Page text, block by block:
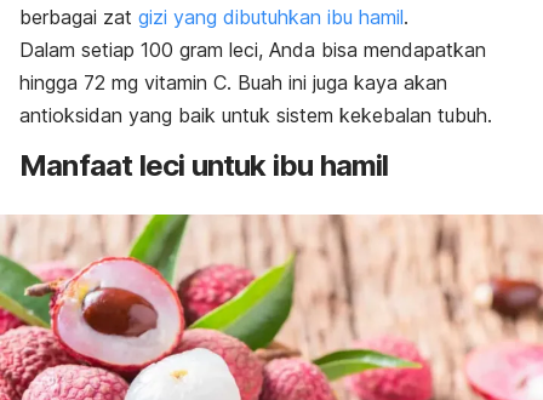
berbagai zat gizi yang dibutuhkan ibu hamil.
Dalam setiap 100 gram leci, Anda bisa mendapatkan
hingga 72 mg vitamin C. Buah ini juga kaya akan
antioksidan yang baik untuk sistem kekebalan tubuh.
Manfaat leci untuk ibu hamil